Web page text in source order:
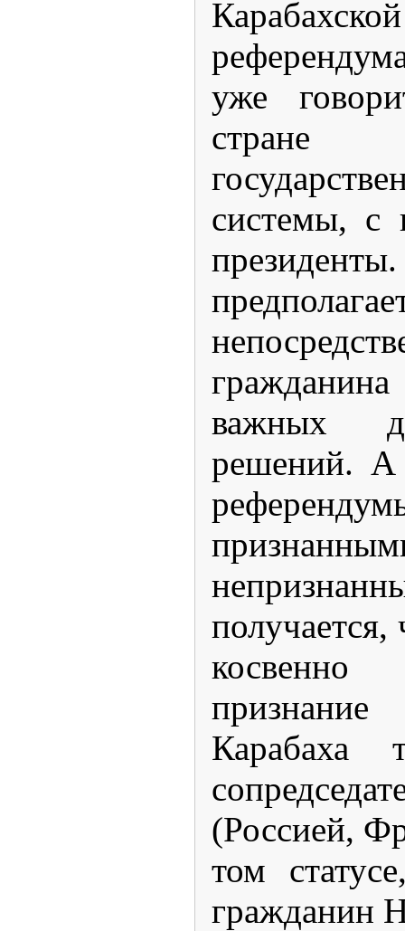
уже
стране
системы, с
важных
решений. А
Карабаха
(Россией,
том
гражданин